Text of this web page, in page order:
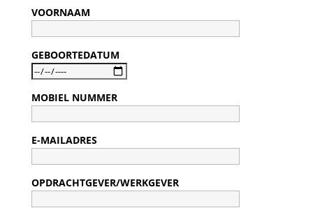
VOORNAAM
GEBOORTEDATUM
MOBIEL NUMMER
E-MAILADRES
OPDRACHTGEVER/WERKGEVER